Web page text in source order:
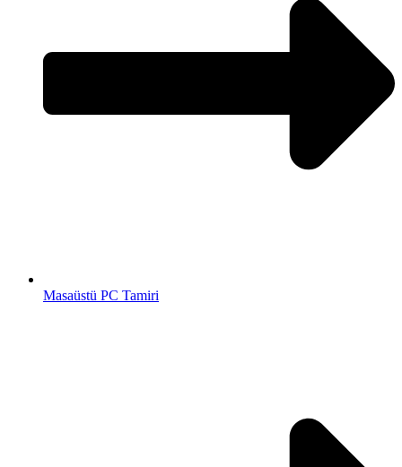
Masaüstü PC Tamiri